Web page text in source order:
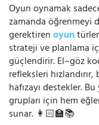
Oyun oynamak
zamanda öğrenmeyi
gerektirenoyun
strateji ve planlama
güçlendirir. El–göz
refleksleri
hafızayı destekler.
grupları için hem
sunar. 👩🏻‍🏫📚